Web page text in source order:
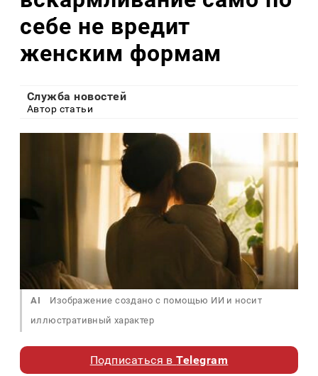
себе не вредит
женским формам
Служба новостей
Автор статьи
AI
Изображение создано с помощью ИИ и носит
иллюстративный характер
Подписаться вTelegram